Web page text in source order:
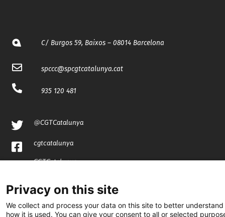
C/ Burgos 59, Baixos – 08014 Barcelona
spccc@spcgtcatalunya.cat
935 120 481
@CGTCatalunya
cgtcatalunya
CGTCatalunya
Privacy on this site
We collect and process your data on this site to better understand
how it is used. You can give your consent to all or selected